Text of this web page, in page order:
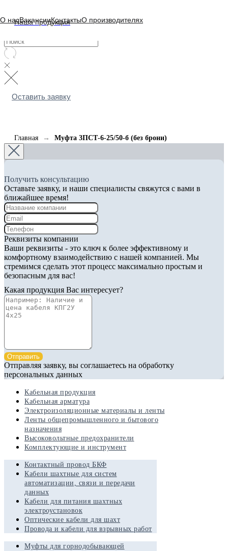
Главная Муфта 3ПСТ-6-25/50-б (без брони)
Получить консультацию
Оставьте заявку, и наши специалисты свяжутся с вами в
ближайшее время!
Реквизиты компании
Ваши реквизиты - это ключ к более эффективному и
комфортному взаимодействию с нашей компанией. Мы
стремимся сделать этот процесс максимально простым и
безопасным для вас!
Какая продукция Вас интересует?
Отправить
Отправляя заявку, вы соглашаетесь на обработку
персональных данных
Кабельная продукция
Кабельная арматура
Электроизоляционные материалы и ленты
Ленты общепромышленного и бытового
назначения
Высоковольтные предохранители
Комплектующие и инструмент
Контактный провод БКФ
Кабели шахтные для систем
автоматизации, связи и передачи
данных
Кабели для питания шахтных
электроустановок
Оптические кабели для шахт
Провода и кабели для взрывных работ
Муфты для горнодобывающей
Наша продукция
О насВакансииКонтактыО производителях
Оставить заявку